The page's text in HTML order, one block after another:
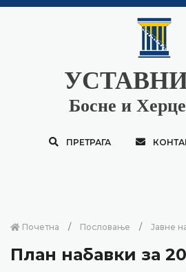
Босне и
ПРЕТРАГА
Почетна Пословање Јавне
План набавки за